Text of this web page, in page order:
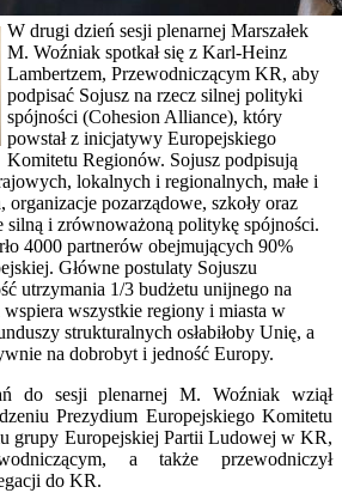
W drugi dzień sesji plenarnej Marszałek
M. Woźniak spotkał się z Karl-Heinz
Lambertzem, Przewodniczącym KR, aby
podpisać Sojusz na rzecz silnej polityki
spójności (Cohesion Alliance), który
powstał z inicjatywy Europejskiego
Komitetu Regionów. Sojusz podpisują
lokalnych i regionalnych, małe i
organizacje pozarządowe, szkoły oraz
silną i zrównoważoną politykę spójności.
4000 partnerów obejmujących 90%
Główne postulaty Sojuszu
utrzymania 1/3 budżetu unijnego na
wszystkie regiony i miasta w
strukturalnych osłabiłoby Unię, a
na dobrobyt i jedność Europy.
do sesji plenarnej M. Woźniak wziął
Prezydium Europejskiego Komitetu
grupy Europejskiej Partii Ludowej w KR,
a także przewodniczył
do KR.